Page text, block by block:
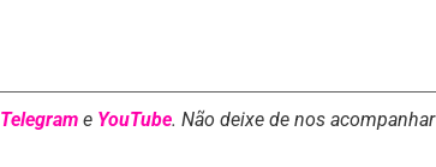
Telegrame YouTube. Não deixe de nos acompanhar